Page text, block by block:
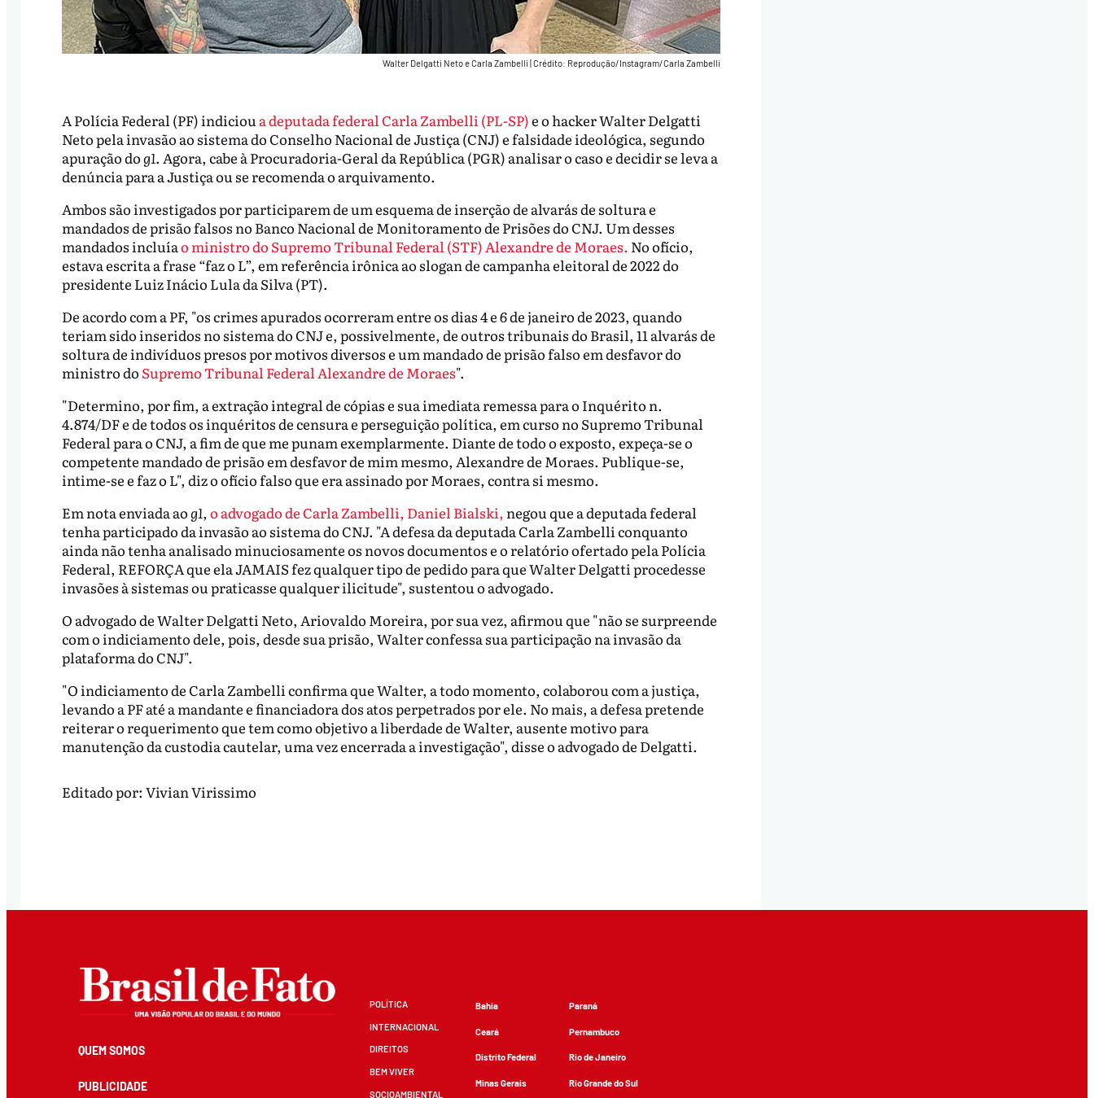
Walter Delgatti Neto e Carla Zambelli |Crédito: Reprodução/Instagram/Carla Zambelli
A Polícia Federal (PF) indicioua deputada federal Carla Zambelli (PL-SP)e o hacker Walter Delgatti
Neto pela invasão ao sistema do Conselho Nacional de Justiça (CNJ) e falsidade ideológica, segundo
apuração dog1. Agora, cabe à Procuradoria-Geral da República (PGR) analisar o caso e decidir se leva a
denúncia para a Justiça ou se recomenda o arquivamento.
Ambos são investigados por participarem de um esquema de inserção de alvarás de soltura e
mandados de prisão falsos no Banco Nacional de Monitoramento de Prisões do CNJ. Um desses
mandados incluíao ministro do Supremo Tribunal Federal (STF) Alexandre de Moraes. No ofício,
estava escrita a frase “faz o L”, em referência irônica ao slogan de campanha eleitoral de 2022 do
presidente Luiz Inácio Lula da Silva (PT).
De acordo com a PF, "os crimes apurados ocorreram entre os dias 4 e 6 de janeiro de 2023, quando
teriam sido inseridos no sistema do CNJ e, possivelmente, de outros tribunais do Brasil, 11 alvarás de
soltura de indivíduos presos por motivos diversos e um mandado de prisão falso em desfavor do
ministro do Supremo Tribunal Federal Alexandre de Moraes".
"Determino, por fim, a extração integral de cópias e sua imediata remessa para o Inquérito n.
4.874/DF e de todos os inquéritos de censura e perseguição política, em curso no Supremo Tribunal
Federal para o CNJ, a fim de que me punam exemplarmente. Diante de todo o exposto, expeça-se o
competente mandado de prisão em desfavor de mim mesmo, Alexandre de Moraes. Publique-se,
intime-se e faz o L", diz o ofício falso que era assinado por Moraes, contra si mesmo.
Em nota enviada aog1, o advogado de Carla Zambelli, Daniel Bialski, negou que a deputada federal
tenha participado da invasão ao sistema do CNJ. "A defesa da deputada Carla Zambelli conquanto
ainda não tenha analisado minuciosamente os novos documentos e o relatório ofertado pela Polícia
Federal, REFORÇA que ela JAMAIS fez qualquer tipo de pedido para que Walter Delgatti procedesse
invasões à sistemas ou praticasse qualquer ilicitude", sustentou o advogado.
O advogado de Walter Delgatti Neto, Ariovaldo Moreira, por sua vez, afirmou que "não se surpreende
com o indiciamento dele, pois, desde sua prisão, Walter confessa sua participação na invasão da
plataforma do CNJ".
"O indiciamento de Carla Zambelli confirma que Walter, a todo momento, colaborou com a justiça,
levando a PF até a mandante e financiadora dos atos perpetrados por ele. No mais, a defesa pretende
reiterar o requerimento que tem como objetivo a liberdade de Walter, ausente motivo para
manutenção da custodia cautelar, uma vez encerrada a investigação", disse o advogado de Delgatti.
Editado por: Vivian Virissimo
QUEM SOMOS
PUBLICIDADE
POLÍTICA
INTERNACIONAL
DIREITOS
BEM VIVER
SOCIOAMBIENTAL
Bahia
Ceará
Distrito Federal
Minas Gerais
Paraná
Pernambuco
Rio de Janeiro
Rio Grande do Sul